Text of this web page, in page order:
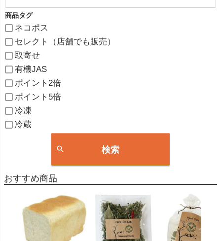
商品タグ
ネコポス
セレクト（店舗でも販売）
取寄せ
有機JAS
ポイント2倍
ポイント5倍
冷凍
冷蔵
検索
おすすめ商品